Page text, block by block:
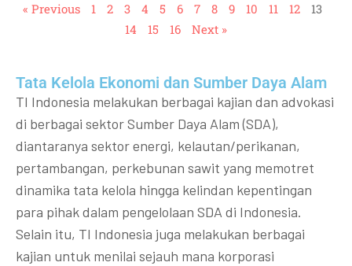
« Previous 1 2 3 4 5 6 7 8 9 10 11 12
13
14
15 16 Next »
Tata Kelola Ekonomi dan Sumber Daya Alam
TI Indonesia melakukan berbagai kajian dan advokasi
di berbagai sektor Sumber Daya Alam (SDA),
diantaranya sektor energi, kelautan/perikanan,
pertambangan, perkebunan sawit yang memotret
dinamika tata kelola hingga kelindan kepentingan
para pihak dalam pengelolaan SDA di Indonesia.
Selain itu, TI Indonesia juga melakukan berbagai
kajian untuk menilai sejauh mana korporasi